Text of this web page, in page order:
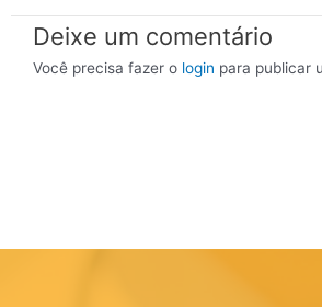
Deixe um comentário
Você precisa fazer o login para publicar